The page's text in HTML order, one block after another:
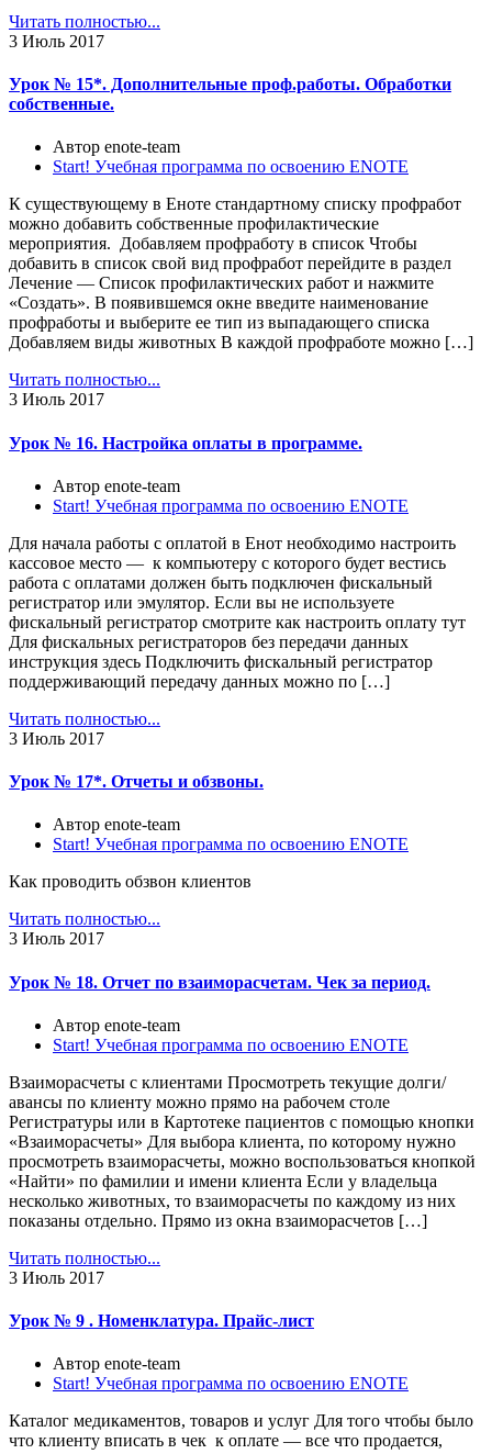
Читать полностью...
3 Июль 2017
Урок № 15*. Дополнительные проф.работы. Обработки
собственные.
Автор enote-team
Start! Учебная программа по освоению ENOTE
К существующему в Еноте стандартному списку профработ
можно добавить собственные профилактические
мероприятия. Добавляем профработу в список Чтобы
добавить в список свой вид профработ перейдите в раздел
Лечение — Список профилактических работ и нажмите
«Создать». В появившемся окне введите наименование
профработы и выберите ее тип из выпадающего списка
Добавляем виды животных В каждой профработе можно […]
Читать полностью...
3 Июль 2017
Урок № 16. Настройка оплаты в программе.
Автор enote-team
Start! Учебная программа по освоению ENOTE
Для начала работы с оплатой в Енот необходимо настроить
кассовое место — к компьютеру с которого будет вестись
работа с оплатами должен быть подключен фискальный
регистратор или эмулятор. Если вы не используете
фискальный регистратор смотрите как настроить оплату тут
Для фискальных регистраторов без передачи данных
инструкция здесь Подключить фискальный регистратор
поддерживающий передачу данных можно по […]
Читать полностью...
3 Июль 2017
Урок № 17*. Отчеты и обзвоны.
Автор enote-team
Start! Учебная программа по освоению ENOTE
Как проводить обзвон клиентов
Читать полностью...
3 Июль 2017
Урок № 18. Отчет по взаиморасчетам. Чек за период.
Автор enote-team
Start! Учебная программа по освоению ENOTE
Взаиморасчеты с клиентами Просмотреть текущие долги/
авансы по клиенту можно прямо на рабочем столе
Регистратуры или в Картотеке пациентов с помощью кнопки
«Взаиморасчеты» Для выбора клиента, по которому нужно
просмотреть взаиморасчеты, можно воспользоваться кнопкой
«Найти» по фамилии и имени клиента Если у владельца
несколько животных, то взаиморасчеты по каждому из них
показаны отдельно. Прямо из окна взаиморасчетов […]
Читать полностью...
3 Июль 2017
Урок № 9 . Номенклатура. Прайс-лист
Автор enote-team
Start! Учебная программа по освоению ENOTE
Каталог медикаментов, товаров и услуг Для того чтобы было
что клиенту вписать в чек к оплате — все что продается,